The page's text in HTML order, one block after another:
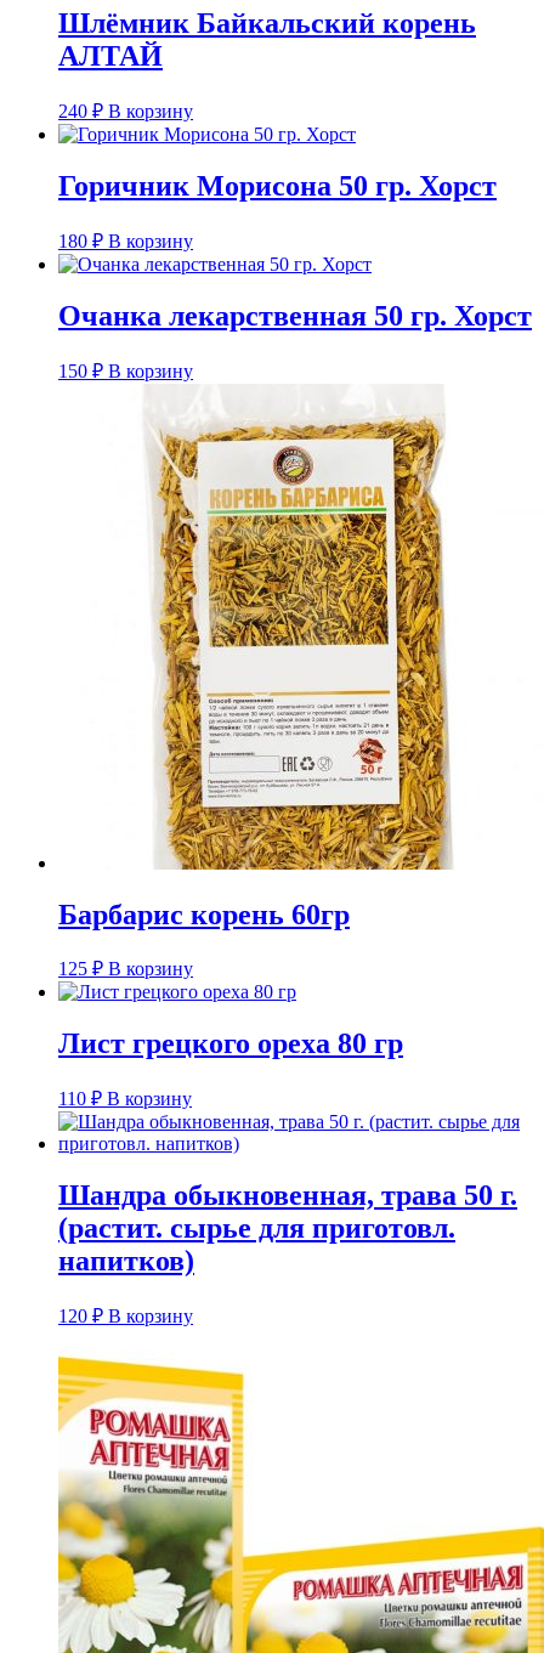
Шлёмник Байкальский корень
АЛТАЙ
240 ₽ В корзину
Горичник Морисона 50 гр. Хорст
180 ₽ В корзину
Очанка лекарственная 50 гр. Хорст
150 ₽ В корзину
Барбарис корень 60гр
125 ₽ В корзину
Лист грецкого ореха 80 гр
110 ₽ В корзину
Шандра обыкновенная, трава 50 г.
(растит. сырье для приготовл.
напитков)
120 ₽ В корзину